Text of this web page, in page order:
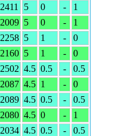
2411 5 0 -
1
2009 5 0 -
1
2258 5 1 -
0
2160 5 1 -
0
2502 4.5 0.5 -
0.5
2087 4.5 1 -
0
2089 4.5 0.5 -
0.5
2080 4.5 0 -
1
2034 4.5 0.5 -
0.5